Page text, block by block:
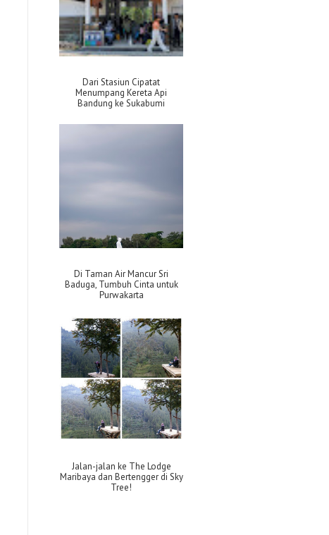
Dari Stasiun Cipatat
Menumpang Kereta Api
Bandung ke Sukabumi
Di Taman Air Mancur Sri
Baduga, Tumbuh Cinta untuk
Purwakarta
Jalan-jalan ke The Lodge
Maribaya dan Bertengger di Sky
Tree!